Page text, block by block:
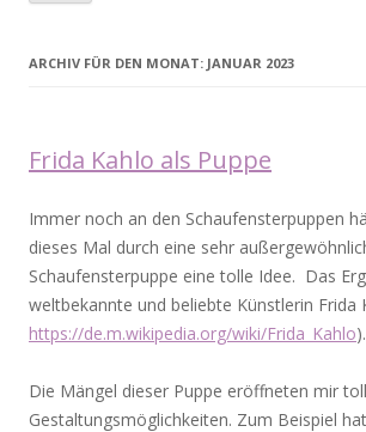
ARCHIV FÜR DEN MONAT: JANUAR 2023
Frida Kahlo als Puppe
Immer noch an den Schaufensterpuppen
dieses Mal durch eine sehr
Schaufensterpuppe eine tolle Idee. Das
weltbekannte und beliebte Künstlerin Frida
https://de.m.wikipedia.org/wiki/Frida_Kahlo).
Die Mängel dieser Puppe eröffneten mir
Gestaltungsmöglichkeiten. Zum Beispiel